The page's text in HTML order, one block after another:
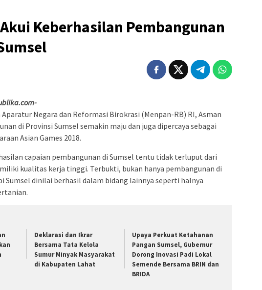
Keberhasilan Pembangunan
Negara dan Reformasi Birokrasi (Menpan-RB) RI, Asman
di Provinsi Sumsel semakin maju dan juga dipercaya sebagai
Asian Games 2018.
capaian pembangunan di Sumsel tentu tidak terluput dari
kualitas kerja tinggi. Terbukti, bukan hanya pembangunan di
Sumsel dinilai berhasil dalam bidang lainnya seperti halnya
Deklarasi dan Ikrar
Bersama Tata Kelola
Sumur Minyak Masyarakat
di Kabupaten Lahat
Upaya Perkuat Ketahanan
Pangan Sumsel, Gubernur
Dorong Inovasi Padi Lokal
Semende Bersama BRIN dan
BRIDA